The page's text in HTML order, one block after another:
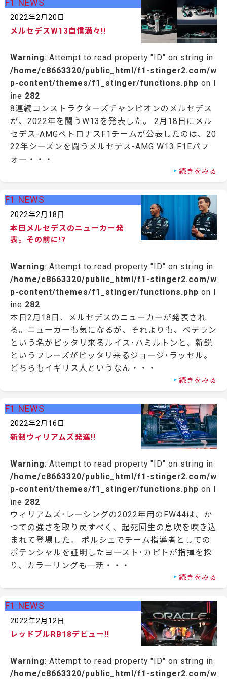
F1 NEWS
2022年2月20日
メルセデスW13自信満々!!
Warning: Attempt to read property "ID" on string in
/home/c8663320/public_html/f1-stinger2.com/w
p-content/themes/f1_stinger/functions.php on l
ine 282
8連続コンストラクターズチャンピオンのメルセデス
が、2022年を闘うW13を発表した。 2月18日にメル
セデス-AMGペトロナスF1チームが公表したのは、20
22年シーズンを闘うメルセデス-AMG W13 F1Eパフ
ォー・・・
続きをみる
F1 NEWS
2022年2月18日
本日メルセデスのニューカー発
表。その前に!?
Warning: Attempt to read property "ID" on string in
/home/c8663320/public_html/f1-stinger2.com/w
p-content/themes/f1_stinger/functions.php on l
ine 282
本日2月18日、メルセデスのニューカーが発表され
る。ニューカーも気になるが、それよりも、ベテラン
という名がピッタリ来るルイス･ハミルトンと、新鋭
というフレーズがピッタリ来るジョージ･ラッセル。
どちらもイギリス人というなん・・・
続きをみる
F1 NEWS
2022年2月16日
新制ウィリアムズ発進!!
Warning: Attempt to read property "ID" on string in
/home/c8663320/public_html/f1-stinger2.com/w
p-content/themes/f1_stinger/functions.php on l
ine 282
ウィリアムズ･レーシングの2022年用のFW44は、か
つての強さを取り戻すべく、起死回生の息吹を吹き込
まれて登場した。 ポルシェでチーム指導者としての
ポテンシャルを証明したヨースト･カピトが指揮を採
り、カラーリングも一新・・・
続きをみる
F1 NEWS
2022年2月12日
レッドブルRB18デビュー!!
Warning: Attempt to read property "ID" on string in
/home/c8663320/public_html/f1-stinger2.com/w